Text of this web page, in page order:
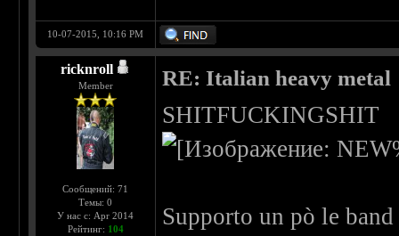
10-07-2015, 10:16 PM
ricknroll
Member
Сообщений: 71
Темы: 0
У нас с: Apr 2014
Рейтинг: 104
RE: Italian heavy metal
SHITFUCKINGSHIT
Supporto un pò le